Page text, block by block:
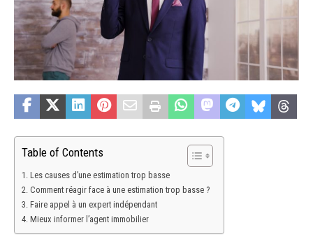
Table of Contents
Les causes d’une estimation trop basse
Comment réagir face à une estimation trop basse ?
Faire appel à un expert indépendant
Mieux informer l’agent immobilier